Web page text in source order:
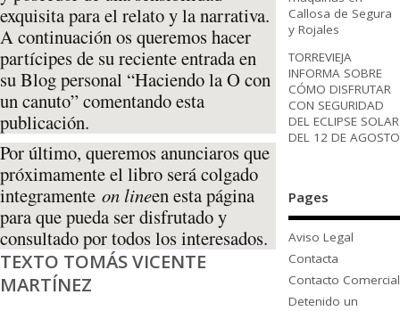
exquisita para el relato y la narrativa.
A continuación os queremos hacer
partícipes de su reciente entrada en
su Blog personal “Haciendo la O con
un canuto” comentando esta
publicación.
Por último, queremos anunciaros que
próximamente el libro será colgado
integramente on lineen esta página
para que pueda ser disfrutado y
consultado por todos los interesados.
TEXTO TOMÁS VICENTE
MARTÍNEZ
Callosa de Segura
y Rojales
TORREVIEJA
INFORMA SOBRE
CÓMO DISFRUTAR
CON SEGURIDAD
DEL ECLIPSE SOLAR
DEL 12 DE AGOSTO
Pages
Aviso Legal
Contacta
Contacto Comercial
Detenido un